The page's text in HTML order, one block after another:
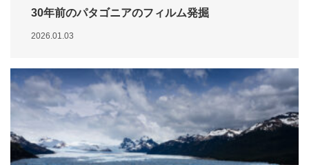
30年前のパタゴニアのフィルム発掘
2026.01.03